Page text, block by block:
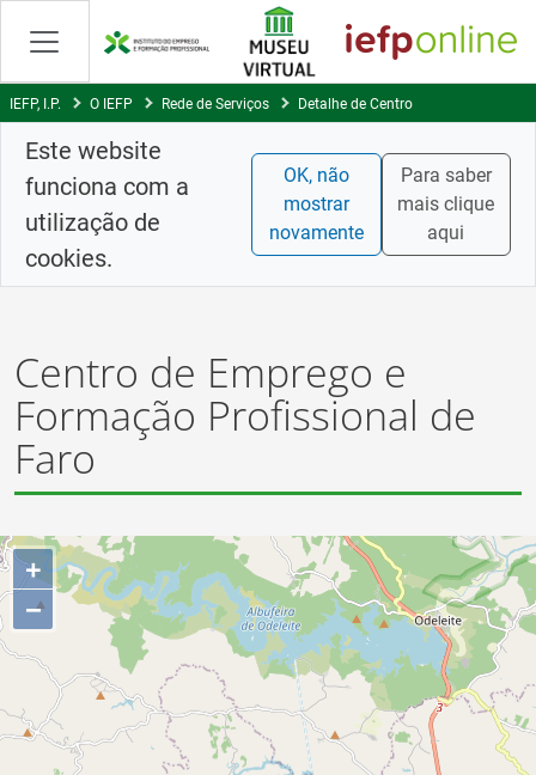
Saltar
para
conteúdo
principal
IEFP, I.P. O IEFP Rede de Serviços Detalhe de Centro
Este website
funciona com a
utilização de
cookies.
OK, não
mostrar
novamente
Para saber
mais clique
aqui
Centro de Emprego e
Formação Profissional de
Faro
+
−